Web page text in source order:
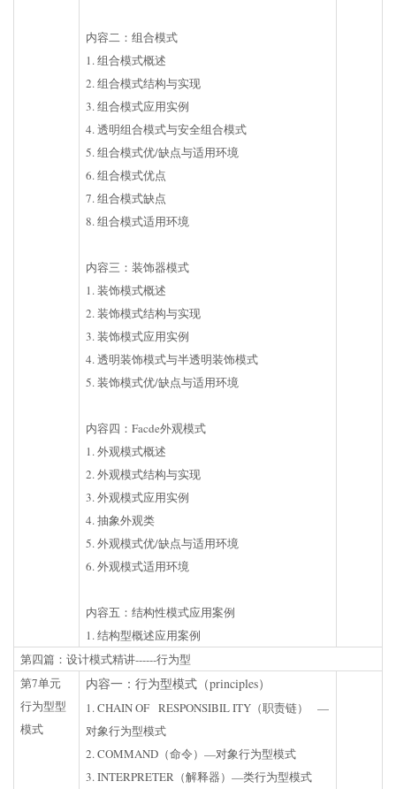
内容二：组合模式
1. 组合模式概述
2. 组合模式结构与实现
3. 组合模式应用实例
4. 透明组合模式与安全组合模式
5. 组合模式优/缺点与适用环境
6. 组合模式优点
7. 组合模式缺点
8. 组合模式适用环境
内容三：装饰器模式
1. 装饰模式概述
2. 装饰模式结构与实现
3. 装饰模式应用实例
4. 透明装饰模式与半透明装饰模式
5. 装饰模式优/缺点与适用环境
内容四：Facde外观模式
1. 外观模式概述
2. 外观模式结构与实现
3. 外观模式应用实例
4. 抽象外观类
5. 外观模式优/缺点与适用环境
6. 外观模式适用环境
内容五：结构性模式应用案例
1. 结构型概述应用案例
第四篇：设计模式精讲------行为型
第7单元
行为型型
模式
内容一：行为型模式（principles）
1. CHAIN OF RESPONSIBIL ITY（职责链） —
对象行为型模式
2. COMMAND（命令）—对象行为型模式
3. INTERPRETER（解释器）—类行为型模式